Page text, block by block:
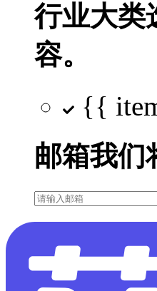
行业大类
容。
{{
邮箱我们